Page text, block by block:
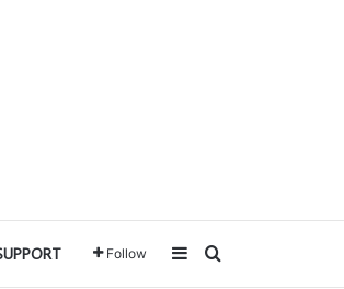
Follow SidebarSearch for